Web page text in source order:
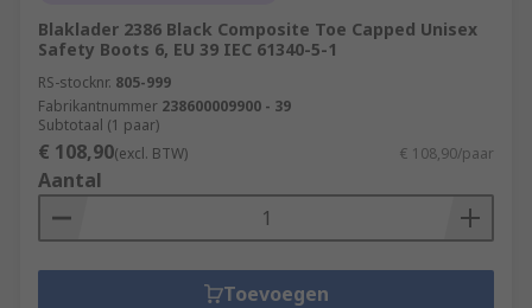
Blaklader 2386 Black Composite Toe Capped Unisex
Safety Boots 6, EU 39 IEC 61340-5-1
RS-stocknr. 805-999
Fabrikantnummer 238600009900 - 39
Subtotaal (1 paar)
€ 108,90(excl. BTW) € 108,90/paar
Aantal
Toevoegen